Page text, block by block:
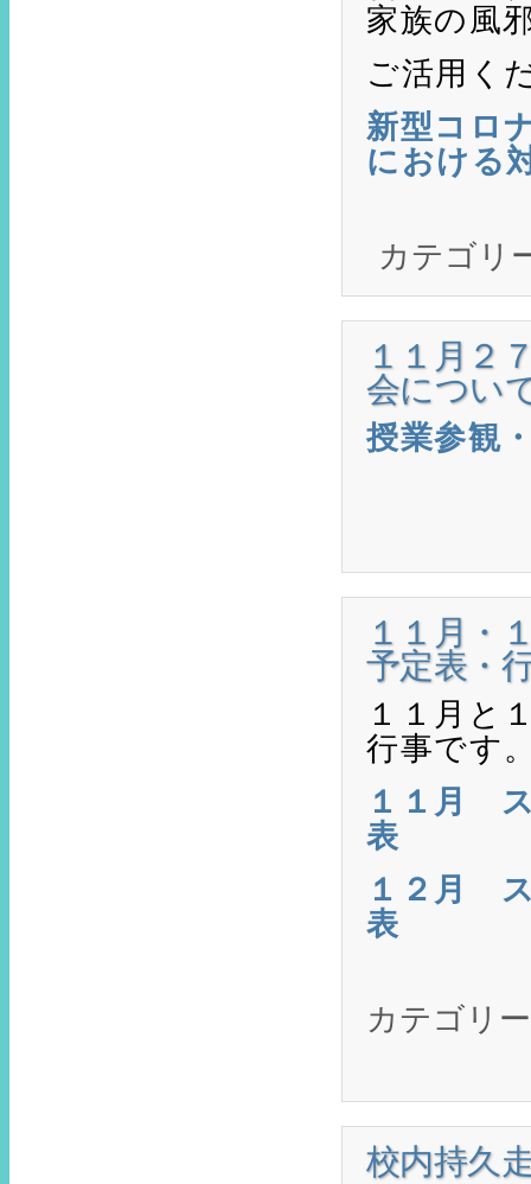
家族の風
ご活用く
新型コロ
における
カテゴリ
１１月２
会につい
授業参観
１１月・
予定表・
１１月と
行事です
１１月
表
１２月
表
カテゴリ
校内持久